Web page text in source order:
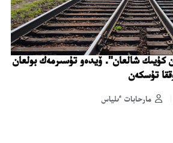
91 پايىزىن كۇيىك شالعان". ۆيدەو تۇسىرمەك بولعان
مارحابات ءىلياس